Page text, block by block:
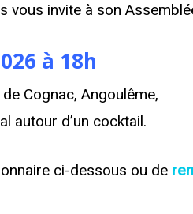
invite à son
à 18h
Cognac, Angoulême,
autour d’un cocktail.
ci-dessous ou de